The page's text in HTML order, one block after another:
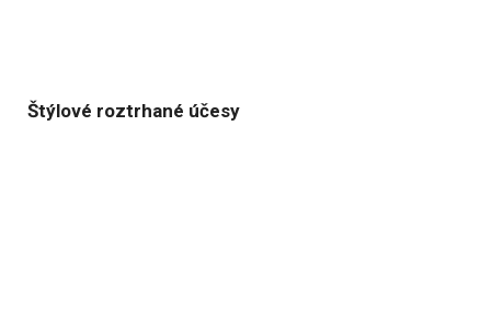
Štýlové roztrhané účesy